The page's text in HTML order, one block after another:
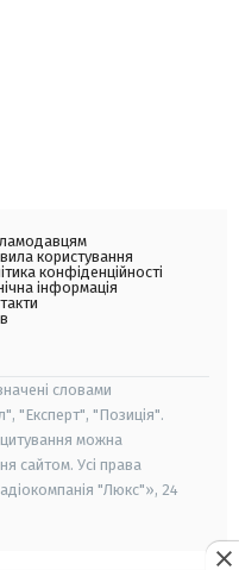
користування
конфіденційності
інформація
словами
"Експерт", "Позиція".
можна
сайтом. Усі права
"Люкс"», 24